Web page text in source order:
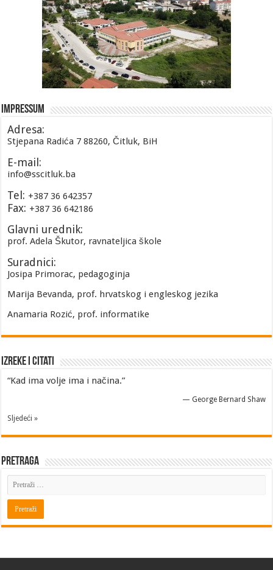
Impressum
Adresa:
Stjepana Radića 7 88260, Čitluk, BiH
E-mail:
info@sscitluk.ba
Tel: +387 36 642357
Fax: +387 36 642186
Glavni urednik:
prof. Adela Škutor, ravnateljica škole
Suradnici:
Josipa Primorac, pedagoginja
Marija Bevanda, prof. hrvatskog i engleskog jezika
Anamaria Rozić, prof. informatike
Izreke i Citati
“Kad ima volje ima i načina.”
— George Bernard Shaw
Sljedeći »
Pretraga